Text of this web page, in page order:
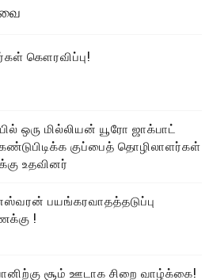
கௌரவிப்பு!
ஒரு மில்லியன் யூரோ ஜாக்பாட்
குப்பைத் தொழிலாளர்கள்
உதவினர்
பயங்கரவாதத்தடுப்பு
!
சூம் ஊடாக சிறை வாழ்க்கை!